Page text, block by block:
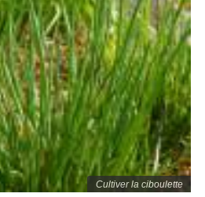
Cultiver la ciboulette